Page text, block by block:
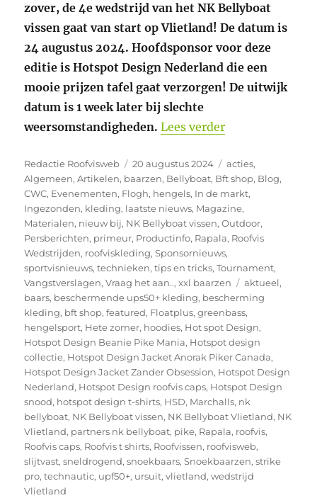
zover, de 4e wedstrijd van het NK Bellyboat
vissen gaat van start op Vlietland! De datum is
24 augustus 2024. Hoofdsponsor voor deze
editie is Hotspot Design Nederland die een
mooie prijzen tafel gaat verzorgen! De uitwijk
datum is 1 week later bij slechte
weersomstandigheden. Lees verder“Programma
Auteur
Redactie Roofvisweb
Geplaatst
op
20 augustus 2024 Categorieën
acties,
Algemeen,Artikelen, baarzen, Bellyboat, Bft shop, Blog,
CWC, Evenementen, Flogh, hengels, In de markt,
Ingezonden, kleding, laatste nieuws, Magazine,
Materialen, nieuw bij, NK Bellyboat vissen,Outdoor,
Persberichten, primeur, Productinfo, Rapala, Roofvis
Wedstrijden, roofviskleding,Sponsornieuws,
sportvisnieuws,technieken,tips en tricks,Tournament,
Vangstverslagen,Vraag het aan..,xxl baarzen Tags
aktueel,
baars, beschermende ups50+ kleding, bescherming
kleding, bft shop,featured, Floatplus,greenbass,
hengelsport, Hete zomer, hoodies, Hot spot Design,
Hotspot Design Beanie Pike Mania, Hotspot design
collectie, Hotspot Design Jacket Anorak Piker Canada,
Hotspot Design Jacket Zander Obsession, Hotspot Design
Nederland, Hotspot Design roofvis caps, Hotspot Design
snood, hotspot design t-shirts, HSD, Marchalls, nk
bellyboat, NK Bellyboat vissen, NK Bellyboat Vlietland, NK
Vlietland, partners nk bellyboat, pike, Rapala, roofvis,
Roofvis caps, Roofvis t shirts, Roofvissen, roofvisweb,
slijtvast,sneldrogend,snoekbaars,Snoekbaarzen,strike
pro,technautic, upf50+, ursuit,vlietland,wedstrijd
Vlietland